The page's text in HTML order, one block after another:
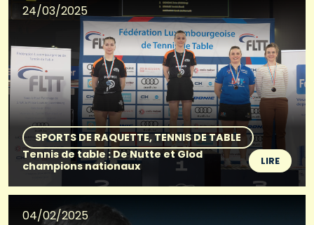
24/03/2025
SPORTS DE RAQUETTE TENNIS DE TABLE
Tennis de table : De Nutte et Glod
champions nationaux
LIRE
04/02/2025